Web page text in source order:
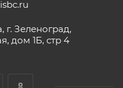
г. Зеленоград,
дом 1Б, стр 4